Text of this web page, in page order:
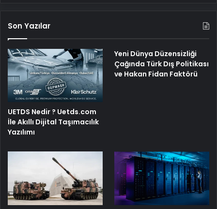
Son Yazılar
UETDS Nedir ? Uetds.com
İle Akıllı Dijital Taşımacılık
Yazılımı
Yeni Dünya Düzensizliği
Çağında Türk Dış Politikası
ve Hakan Fidan Faktörü